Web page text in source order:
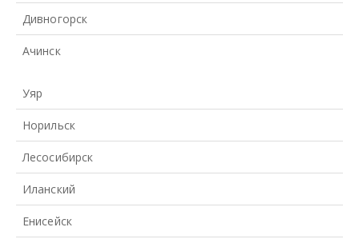
Дивногорск
Ачинск
Уяр
Норильск
Лесосибирск
Иланский
Енисейск